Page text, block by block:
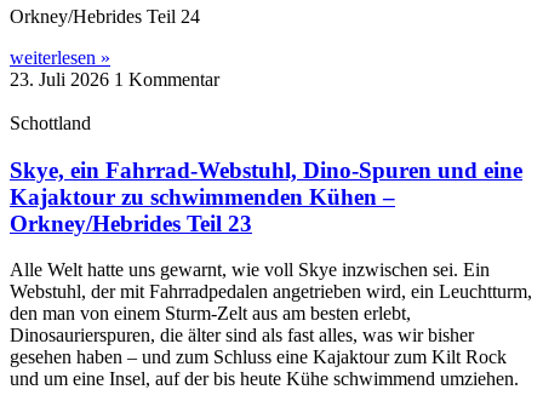
Orkney/Hebrides Teil 24
weiterlesen »
23. Juli 2026 1 Kommentar
Schottland
Skye, ein Fahrrad-Webstuhl, Dino-Spuren und eine
Kajaktour zu schwimmenden Kühen –
Orkney/Hebrides Teil 23
Alle Welt hatte uns gewarnt, wie voll Skye inzwischen sei. Ein
Webstuhl, der mit Fahrradpedalen angetrieben wird, ein Leuchtturm,
den man von einem Sturm-Zelt aus am besten erlebt,
Dinosaurierspuren, die älter sind als fast alles, was wir bisher
gesehen haben – und zum Schluss eine Kajaktour zum Kilt Rock
und um eine Insel, auf der bis heute Kühe schwimmend umziehen.